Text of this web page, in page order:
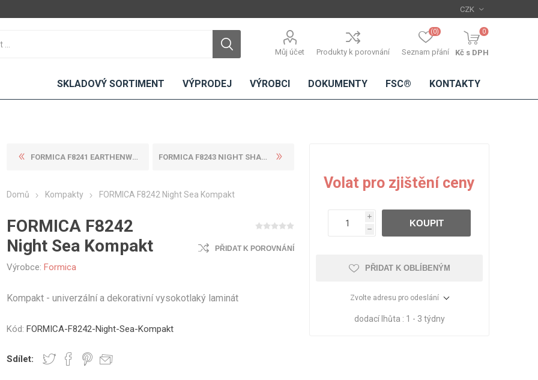
Můj účet Produkty k porovnání Seznam přání
(0) 0
Kč s DPH
Standardní
Vlhkuodolné
Uni barvy
Fantazijní
dekory
Interiérové
DESKY
DŘEVĚNÉ
IMITACE
BETONU
DÝHY
Lamináty s
dřevěnou
SKLADOVÝ SORTIMENT VÝPRODEJ VÝROBCI DOKUMENTY FSC® KONTAKTY
FORMICA F8241 EARTHENWARE K... FORMICA F8243 NIGHT SHADE K...
Domů Kompakty FORMICA F8242 Night Sea Kompakt
FORMICA F8242
Night Sea Kompakt
Výrobce: Formica
PŘIDAT K POROVNÁNÍ
Kompakt - univerzální a dekorativní vysokotlaký laminát
Kód: FORMICA-F8242-Night-Sea-Kompakt
Sdílet:
Volat pro zjištění ceny
i
h
KOUPIT
PŘIDAT K OBLÍBENÝM
Zvolte adresu pro odeslání
dodací lhůta : 1 - 3 týdny